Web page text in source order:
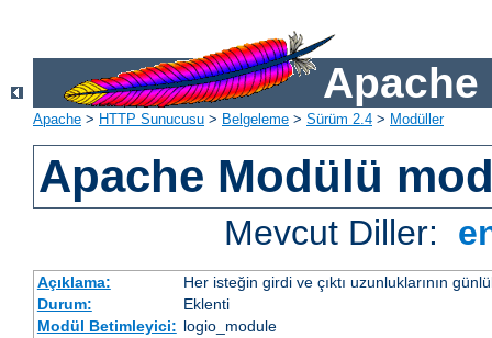
Apache
Apache > HTTP Sunucusu > Belgeleme > Sürüm 2.4 > Modüller
Apache Modülü
Mevcut Diller:
Açıklama:
Her isteğin girdi ve çıktı uzunluklarının
Durum:
Eklenti
Modül Betimleyici: logio_module